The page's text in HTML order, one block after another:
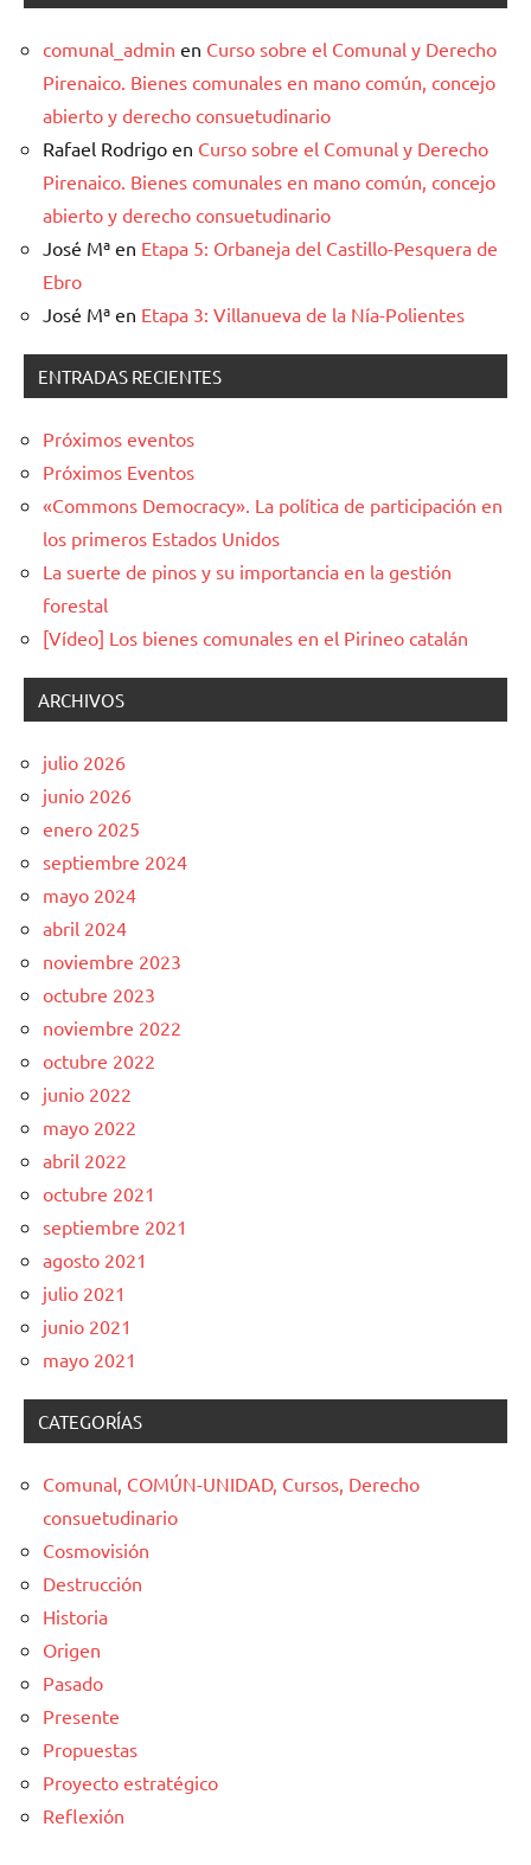
comunal_admin en Curso sobre el Comunal y Derecho
Pirenaico. Bienes comunales en mano común, concejo
abierto y derecho consuetudinario
Rafael Rodrigo en Curso sobre el Comunal y Derecho
Pirenaico. Bienes comunales en mano común, concejo
abierto y derecho consuetudinario
José Mª en Etapa 5: Orbaneja del Castillo-Pesquera de
Ebro
José Mª en Etapa 3: Villanueva de la Nía-Polientes
ENTRADAS RECIENTES
Próximos eventos
Próximos Eventos
«Commons Democracy». La política de participación en
los primeros Estados Unidos
La suerte de pinos y su importancia en la gestión
forestal
[Vídeo] Los bienes comunales en el Pirineo catalán
ARCHIVOS
julio 2026
junio 2026
enero 2025
septiembre 2024
mayo 2024
abril 2024
noviembre 2023
octubre 2023
noviembre 2022
octubre 2022
junio 2022
mayo 2022
abril 2022
octubre 2021
septiembre 2021
agosto 2021
julio 2021
junio 2021
mayo 2021
CATEGORÍAS
Comunal, COMÚN-UNIDAD, Cursos, Derecho
consuetudinario
Cosmovisión
Destrucción
Historia
Origen
Pasado
Presente
Propuestas
Proyecto estratégico
Reflexión